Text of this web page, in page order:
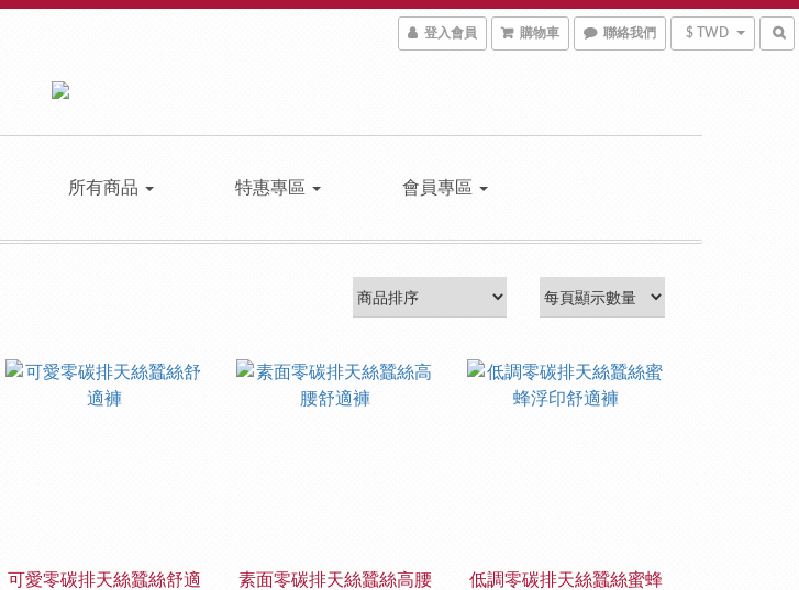
登入會員 購物車 聯絡我們 $ TWD
所有商品 特惠專區 會員專區
可愛零碳排天絲蠶絲舒適
素面零碳排天絲蠶絲高腰
低調零碳排天絲蠶絲蜜蜂